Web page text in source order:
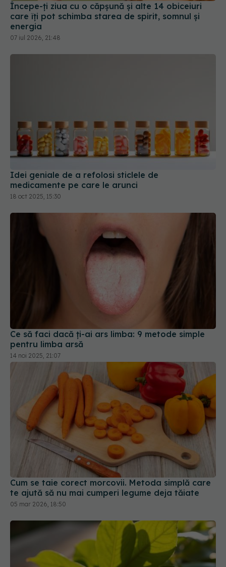
Începe-ți ziua cu o căpșună și alte 14 obiceiuri
care îți pot schimba starea de spirit, somnul și
energia
07 iul 2026, 21:48
Idei geniale de a refolosi sticlele de
medicamente pe care le arunci
18 oct 2025, 15:30
Ce să faci dacă ți-ai ars limba: 9 metode simple
pentru limba arsă
14 noi 2025, 21:07
Cum se taie corect morcovii. Metoda simplă care
te ajută să nu mai cumperi legume deja tăiate
05 mar 2026, 18:50